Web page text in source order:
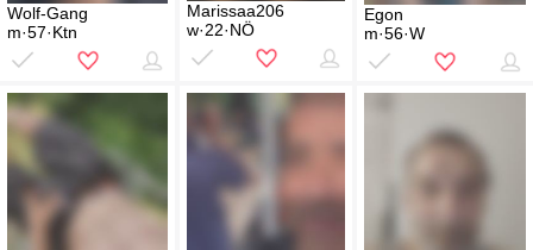
Wolf-Gang
m·57·Ktn
Marissaa206
w·22·NÖ
Egon
m·56·W